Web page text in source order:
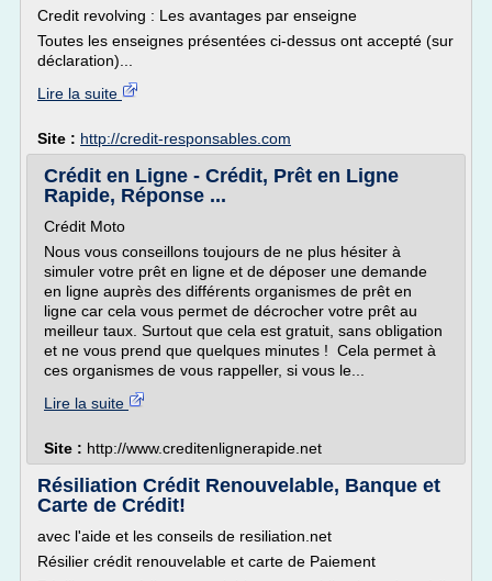
Credit revolving : Les avantages par enseigne
Toutes les enseignes présentées ci-dessus ont accepté (sur
déclaration)...
Lire la suite
Site : http://credit-responsables.com
Crédit en Ligne - Crédit, Prêt en Ligne
Rapide, Réponse ...
Crédit Moto
Nous vous conseillons toujours de ne plus hésiter à
simuler votre prêt en ligne et de déposer une demande
en ligne auprès des différents organismes de prêt en
ligne car cela vous permet de décrocher votre prêt au
meilleur taux. Surtout que cela est gratuit, sans obligation
et ne vous prend que quelques minutes ! Cela permet à
ces organismes de vous rappeller, si vous le...
Lire la suite
Site : http://www.creditenlignerapide.net
Résiliation Crédit Renouvelable, Banque et
Carte de Crédit!
avec l'aide et les conseils de resiliation.net
Résilier crédit renouvelable et carte de Paiement